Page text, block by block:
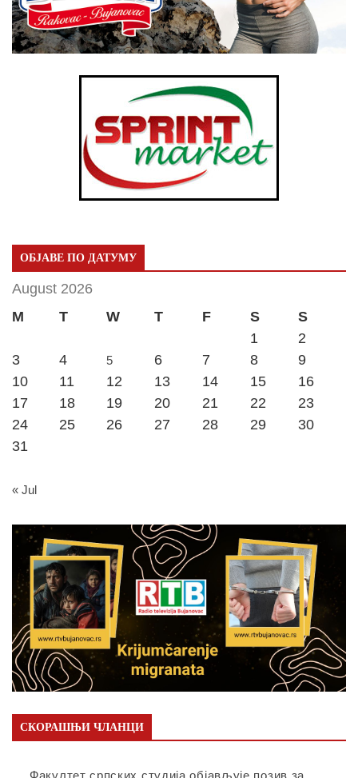
ОБЈАВЕ ПО ДАТУМУ
August 2026
M
T W T F S
S
1
2
3
4 5 6 7 8
9
10
11 12 13 14 15
16
17
18 19 20 21 22
23
24
25 26 27 28 29
30
31
« Jul
СКОРАШЊИ ЧЛАНЦИ
Факултет српских студија објављује позив за